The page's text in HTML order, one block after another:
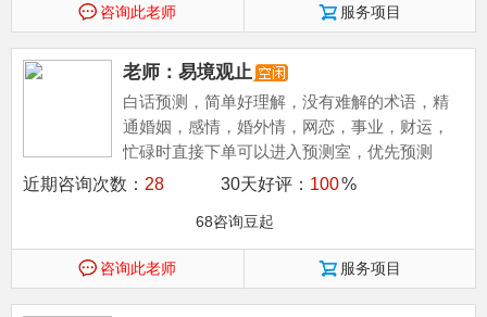
咨询此老师 服务项目
老师：易境观止
白话预测，简单好理解，没有难解的术语，精
通婚姻，感情，婚外情，网恋，事业，财运，
忙碌时直接下单可以进入预测室，优先预测
近期咨询次数： 28 30天好评： 100%
68咨询豆起
咨询此老师 服务项目